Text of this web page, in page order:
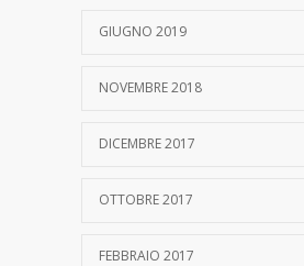
GIUGNO 2019
NOVEMBRE 2018
DICEMBRE 2017
OTTOBRE 2017
FEBBRAIO 2017